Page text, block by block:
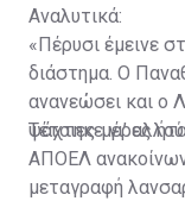
Αναλυτικά:
«Πέρυσι έμεινε
διάστημα. Ο
ανανεώσει και ο
ψάχτηκε γι’
Τέτοιες μέρες
ΑΠΟΕΛ
μεταγραφή